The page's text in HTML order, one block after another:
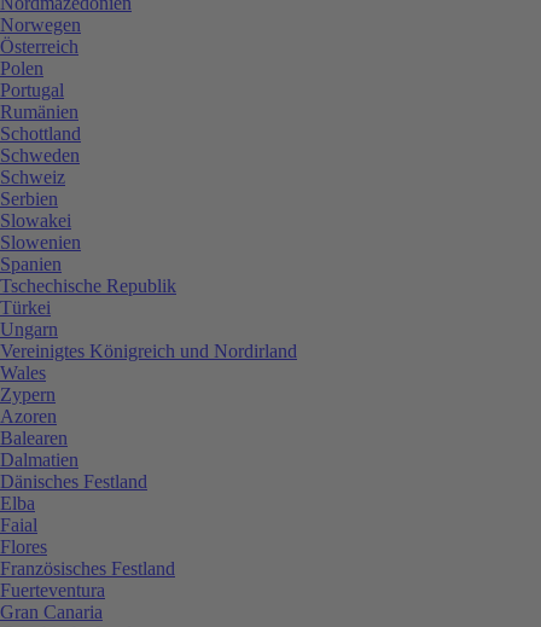
Norwegen
Österreich
Polen
Portugal
Rumänien
Schottland
Schweden
Schweiz
Serbien
Slowakei
Slowenien
Spanien
Tschechische Republik
Türkei
Ungarn
Vereinigtes Königreich und Nordirland
Wales
Zypern
Azoren
Balearen
Dalmatien
Dänisches Festland
Elba
Faial
Flores
Französisches Festland
Fuerteventura
Gran Canaria